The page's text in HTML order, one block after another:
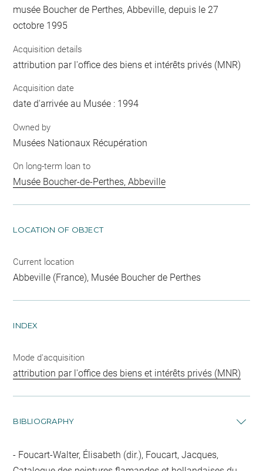
musée Boucher de Perthes, Abbeville, depuis le 27
octobre 1995
Acquisition details
attribution par l'office des biens et intérêts privés (MNR)
Acquisition date
date d'arrivée au Musée : 1994
Owned by
Musées Nationaux Récupération
On long-term loan to
Musée Boucher-de-Perthes, Abbeville
LOCATION OF OBJECT
Current location
Abbeville (France), Musée Boucher de Perthes
INDEX
Mode d'acquisition
attribution par l'office des biens et intérêts privés (MNR)
BIBLIOGRAPHY
Foucart-Walter, Élisabeth (dir.), Foucart, Jacques,